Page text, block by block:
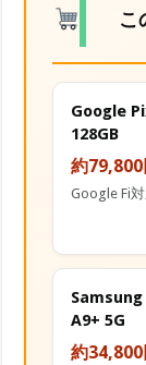
こ
Google
128GB
約79,800
Google Fi
A9+ 5G
約34,800